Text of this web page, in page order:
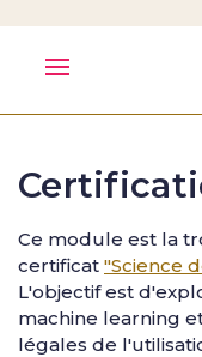
Ce module est la
certificat "Science
L'objectif est
machine learning
légales de